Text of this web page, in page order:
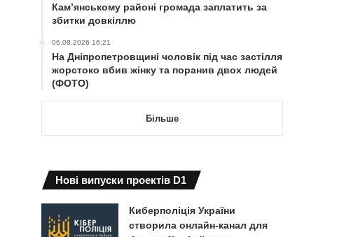
Кам’янському районі громада заплатить за
збитки довкіллю
06.08.2026 16:21
На Дніпропетровщині чоловік під час застілля
жорстоко вбив жінку та поранив двох людей
(ФОТО)
Більше
Нові випуски проектів D1
Киберполіція України
створила онлайн-канал для